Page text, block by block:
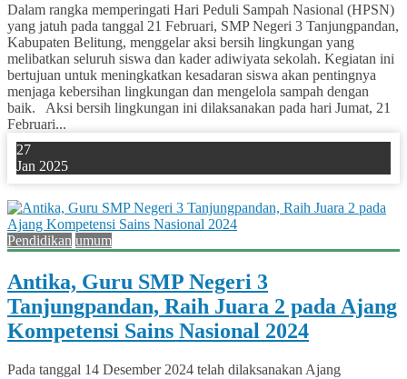
Dalam rangka memperingati Hari Peduli Sampah Nasional (HPSN)
yang jatuh pada tanggal 21 Februari, SMP Negeri 3 Tanjungpandan,
Kabupaten Belitung, menggelar aksi bersih lingkungan yang
melibatkan seluruh siswa dan kader adiwiyata sekolah. Kegiatan ini
bertujuan untuk meningkatkan kesadaran siswa akan pentingnya
menjaga kebersihan lingkungan dan mengelola sampah dengan
baik. Aksi bersih lingkungan ini dilaksanakan pada hari Jumat, 21
Februari...
27
Jan 2025
Pendidikan umum
Antika, Guru SMP Negeri 3
Tanjungpandan, Raih Juara 2 pada Ajang
Kompetensi Sains Nasional 2024
Pada tanggal 14 Desember 2024 telah dilaksanakan Ajang